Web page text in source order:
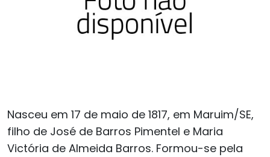
Nasceu em 17 de maio de 1817, em Maruim/SE,
filho de José de Barros Pimentel e Maria
Victória de Almeida Barros. Formou-se pela